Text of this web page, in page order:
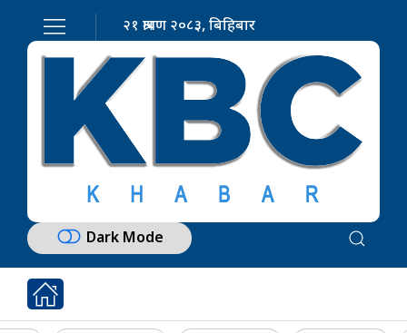
२१ श्रावण २०८३, बिहिबार
Dark Mode